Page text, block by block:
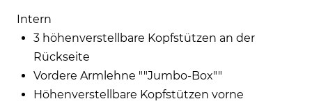
Intern
3 höhenverstellbare Kopfstützen an der
Rückseite
Vordere Armlehne ""Jumbo-Box""
Höhenverstellbare Kopfstützen vorne